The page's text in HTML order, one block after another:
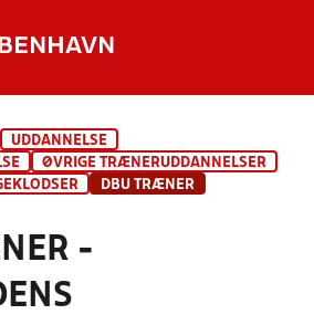
INDHOLD OG NYHEDER
UDDANNELSE
ØVRIGE TRÆNERUDDANNELSER
DBU TRÆNER
-